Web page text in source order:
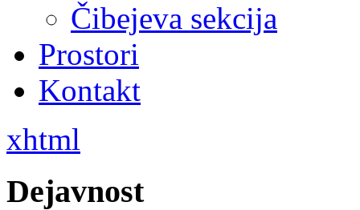
Čibejeva sekcija
Prostori
Kontakt
xhtml
Dejavnost